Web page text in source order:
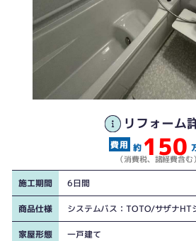
リフォーム
約 150
（消費税、諸経費含む）
施工期間 6日間
商品仕様 システムバス：TOTO/サザナHT
家屋形態 一戸建て